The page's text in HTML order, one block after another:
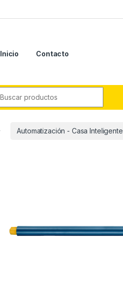
Inicio Contacto
Automatización - Casa Inteligente